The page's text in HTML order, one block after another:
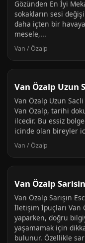
Gözünden En İyi
sokakların sesi
daha içten bir
mesele,...
Van / Özalp
Van Özalp Uzun
Van Özalp Uzun
Van Özalp, tarihi
ilcedir. Bu essiz
icinde olan bireyler
Van / Özalp
Van Özalp
Van Özalp Sarışın
İletişim İpuçları Van
yaparken, doğru
yaşamamak için
bulunur. Özellikle